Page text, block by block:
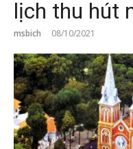
lịch thu hút
msbich 08/10/2021